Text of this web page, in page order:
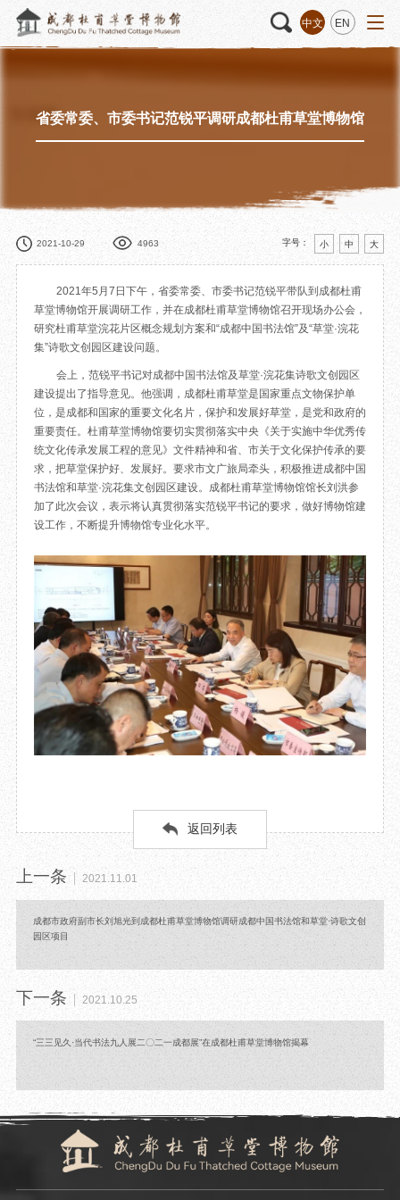
中文 EN
请
活动 “人日游草堂”系列文化活动 藏品 藏品概述
数字资源
捐赠名录
文创 杜甫草堂文创馆
文创精品
数字文创
IP授权
草堂艺术中心
文创咨询
景点 正门
大廨
诗史堂
柴门
工部祠
少陵草堂碑亭
茅屋景区
红墙花径
草堂影壁
万佛楼
草堂书院
千诗碑
省委常委、市委书记范锐平调研成都杜甫草堂博物馆
2021-10-29 4963 字号： 小 中 大
2021年5月7日下午，省委常委、市委书记范锐平带队到成都杜甫
草堂博物馆开展调研工作，并在成都杜甫草堂博物馆召开现场办公会，
研究杜甫草堂浣花片区概念规划方案和“成都中国书法馆”及“草堂·浣花
集”诗歌文创园区建设问题。
会上，范锐平书记对成都中国书法馆及草堂·浣花集诗歌文创园区
建设提出了指导意见。他强调，成都杜甫草堂是国家重点文物保护单
位，是成都和国家的重要文化名片，保护和发展好草堂，是党和政府的
重要责任。杜甫草堂博物馆要切实贯彻落实中央《关于实施中华优秀传
统文化传承发展工程的意见》文件精神和省、市关于文化保护传承的要
求，把草堂保护好、发展好。要求市文广旅局牵头，积极推进成都中国
书法馆和草堂·浣花集文创园区建设。成都杜甫草堂博物馆馆长刘洪参
加了此次会议，表示将认真贯彻落实范锐平书记的要求，做好博物馆建
设工作，不断提升博物馆专业化水平。
返回列表
上一条 2021.11.01
成都市政府副市长刘旭光到成都杜甫草堂博物馆调研成都中国书法馆和草堂·诗歌文创
园区项目
下一条 2021.10.25
“三三见久·当代书法九人展二〇二一成都展”在成都杜甫草堂博物馆揭幕